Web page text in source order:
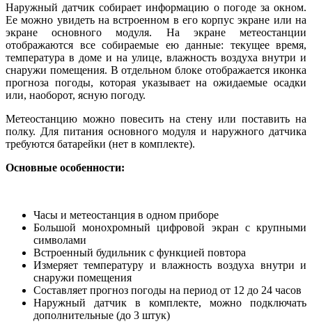
Наружный датчик собирает информацию о погоде за окном.
Ее можно увидеть на встроенном в его корпус экране или на
экране основного модуля. На экране метеостанции
отображаются все собираемые ею данные: текущее время,
температура в доме и на улице, влажность воздуха внутри и
снаружи помещения. В отдельном блоке отображается иконка
прогноза погоды, которая указывает на ожидаемые осадки
или, наоборот, ясную погоду.
Метеостанцию можно повесить на стену или поставить на
полку. Для питания основного модуля и наружного датчика
требуются батарейки (нет в комплекте).
Основные особенности:
Часы и метеостанция в одном приборе
Большой монохромный цифровой экран с крупными
символами
Встроенный будильник с функцией повтора
Измеряет температуру и влажность воздуха внутри и
снаружи помещения
Составляет прогноз погоды на период от 12 до 24 часов
Наружный датчик в комплекте, можно подключать
дополнительные (до 3 штук)